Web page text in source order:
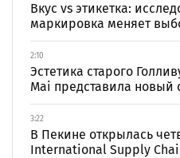
Вкус vs этикетка:
маркировка меняет
2:10
Эстетика старого
Mai представила новый
3:22
В Пекине открылась
International Supply